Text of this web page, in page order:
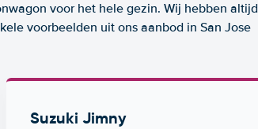
voor het hele gezin. Wij hebben altijd
voorbeelden uit ons aanbod in San Jose
Suzuki Jimny